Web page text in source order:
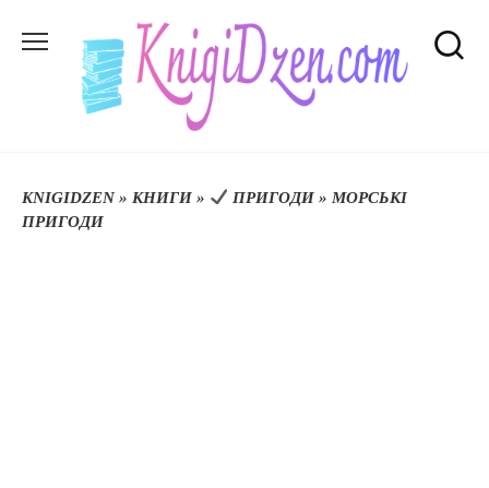
до
KNIGIDZEN» КНИГИ » ПРИГОДИ» МОРСЬКІ
ПРИГОДИ